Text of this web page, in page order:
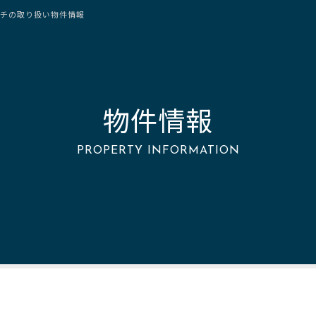
の取り扱い物件情報
物件情報
PROPERTY INFORMATION